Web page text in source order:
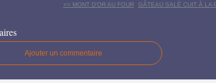
<< MONT D'OR AU FOUR GÂTEAU SALÉ CUIT À LA
Ajouter un commentaire